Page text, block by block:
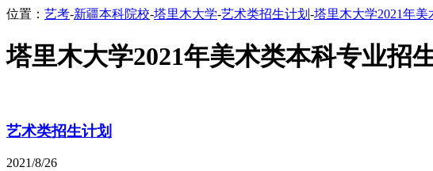
位置： 艺考-新疆本科院校-塔里木大学-艺术类招生计划 -塔里木大学2021年美
塔里木大学2021年美术类本科专业招
艺术类招生计划
2021/8/26